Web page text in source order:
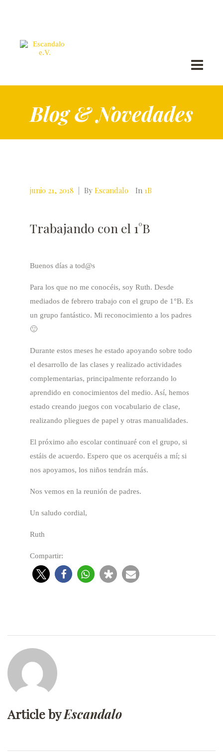
Blog & Novedades
junio 21, 2018 | By Escandalo In 1B
Trabajando con el 1°B
Buenos días a tod@s
Para los que no me conocéis, soy Ruth. Desde
mediados de febrero trabajo con el grupo de 1°B. Es
un grupo fantástico. Mi reconocimiento a los padres
🙂
Durante estos meses he estado apoyando sobre todo
el desarrollo de las clases y realizado actividades
complementarias, principalmente reforzando lo
aprendido en conocimientos del medio. Así, hemos
estado creando juegos con vocabulario de clase,
realizando pliegues de papel y otras manualidades.
El próximo año escolar continuaré con el grupo, si
estáis de acuerdo. Espero que os acerquéis a mí; si
nos apoyamos, los niños tendrán más.
Nos vemos en la reunión de padres.
Un saludo cordial,
Ruth
Compartir:
Article byEscandalo